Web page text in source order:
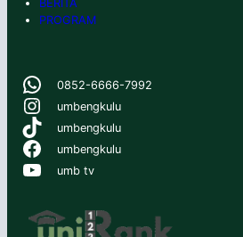
BERITA
PROGRAM
WhatsApp 0852-6666-7992
Instagram umbengkulu
TikTok umbengkulu
Facebook umbengkulu
YouTube umb tv